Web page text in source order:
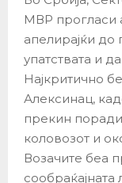
МВР прогласи
апелирајќи до
упатствата и
Најкритично
Алексинац,
прекин
коловозот и
Возачите беа